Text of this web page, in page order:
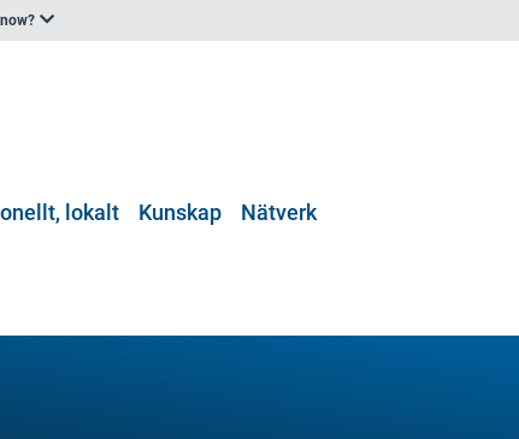
lokalt Kunskap Nätverk